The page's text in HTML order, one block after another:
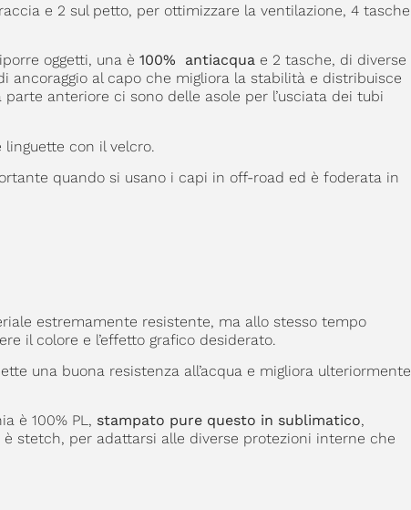
e 2 sul petto, per ottimizzare la ventilazione, 4 tasche
oggetti, una è 100% antiacqua e 2 tasche, di diverse
ancoraggio al capo che migliora la stabilità e distribuisce
anteriore ci sono delle asole per l’usciata dei tubi
con il velcro.
quando si usano i capi in off-road ed è foderata in
estremamente resistente, ma allo stesso tempo
il colore e l’effetto grafico desiderato.
una buona resistenza all’acqua e migliora ulteriormente
è 100% PL, stampato pure questo in sublimatico,
stetch, per adattarsi alle diverse protezioni interne che